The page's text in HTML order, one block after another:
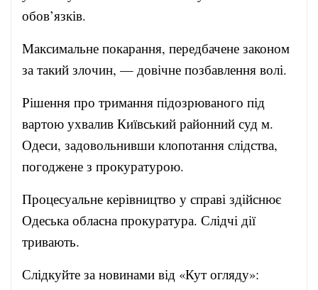
обов’язків.
Максимальне покарання, передбачене законом
за такий злочин, — довічне позбавлення волі.
Рішення про тримання підозрюваного під
вартою ухвалив Київський районний суд м.
Одеси, задовольнивши клопотання слідства,
погоджене з прокуратурою.
Процесуальне керівництво у справі здійснює
Одеська обласна прокуратура. Слідчі дії
тривають.
Слідкуйте за новинами від «Кут огляду»: